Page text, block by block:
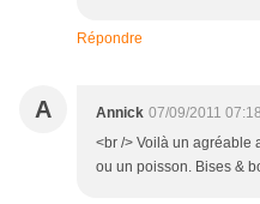
Répondre
A Annick 07/09/2011 07:18
<br /> Voilà un agréable
ou un poisson. Bises &